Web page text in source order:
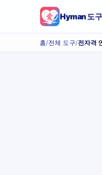
Hyman 도구
홈/전체 도구/전자격